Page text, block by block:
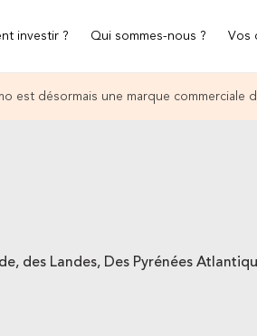
investir ? Qui sommes-nous ? Vos
est désormais une marque
des Landes, Des Pyrénées